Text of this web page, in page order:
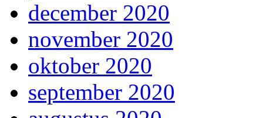
december 2020
november 2020
oktober 2020
september 2020